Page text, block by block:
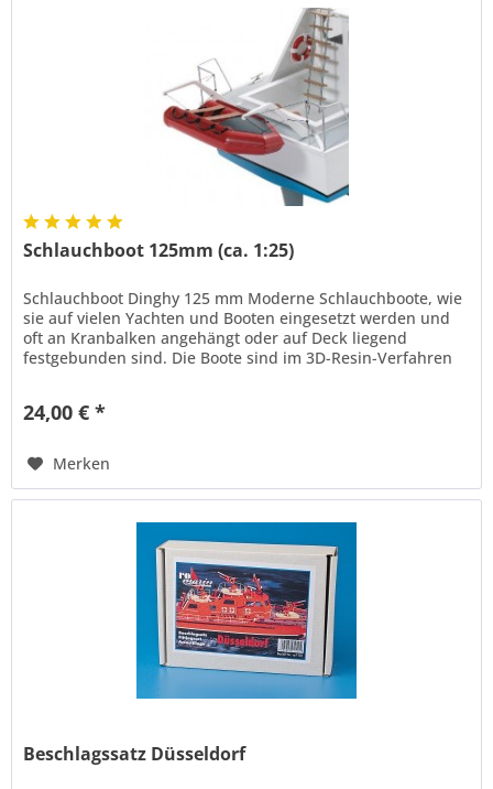
Schlauchboot 125mm (ca. 1:25)
Schlauchboot Dinghy 125 mm Moderne Schlauchboote, wie
sie auf vielen Yachten und Booten eingesetzt werden und
oft an Kranbalken angehängt oder auf Deck liegend
festgebunden sind. Die Boote sind im 3D-Resin-Verfahren
24,00 € *
Merken
Beschlagssatz Düsseldorf